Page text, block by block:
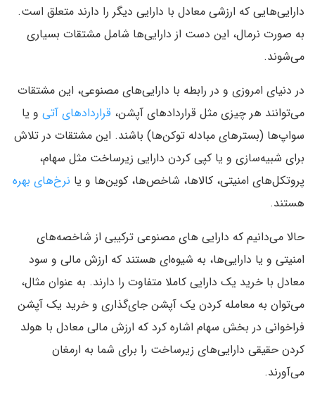
دارایی‌هایی که ارزشی معادل با دارایی دیگر را دارند متعلق است.
به صورت نرمال، این دست از دارایی‌ها شامل مشتقات بسیاری
می‌شوند.
در دنیای امروزی و در رابطه با دارایی‌های مصنوعی، این مشتقات
می‌توانند هر چیزی مثل قراردادهای آپشن، قراردادهای آتی و یا
سواپ‌ها (بسترهای مبادله توکن‌ها) باشند. این مشتقات در تلاش
برای شبیه‌سازی و یا کپی کردن دارایی زیرساخت مثل سهام،
پروتکل‌های امنیتی، کالاها، شاخص‌ها، کوین‌ها و یا نرخ‌های بهره
هستند.
حالا می‌دانیم که دارایی های مصنوعی ترکیبی از شاخصه‌های
امنیتی و یا دارایی‌ها، به شیوه‌ای هستند که ارزش مالی و سود
معادل با خرید یک دارایی کاملا متفاوت را دارند. به عنوان مثال،
می‌توان به معامله کردن یک آپشن جای‌گذاری و خرید یک آپشن
فراخوانی در بخش سهام اشاره کرد که ارزش مالی معادل با هولد
کردن حقیقی دارایی‌های زیرساخت را برای شما به ارمغان
می‌آورند.